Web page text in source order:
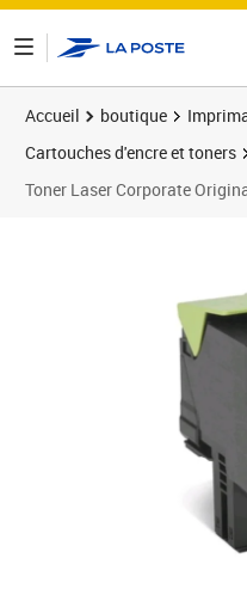
Accueil boutique
Cartouches d'encre et toners
Toner Laser Corporate